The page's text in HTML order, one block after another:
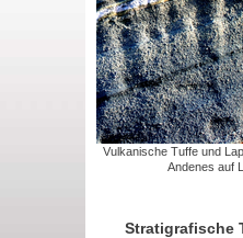
Vulkanische Tuffe und
Andenes auf
Stratigrafische